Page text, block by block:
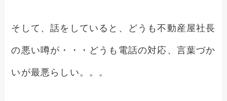
そして、話をしていると、どうも不動産屋社長
の悪い噂が・・・どうも電話の対応、言葉づか
いが最悪らしい。。。